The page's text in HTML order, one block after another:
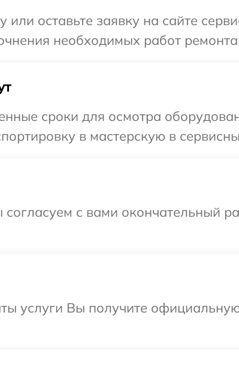
оставьте заявку на сайте
необходимых работ
сроки для осмотра
в мастерскую в
с вами окончательный
услуги Вы получите